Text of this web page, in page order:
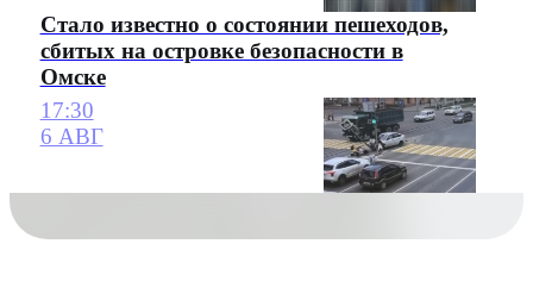
Стало известно о состоянии пешеходов,
сбитых на островке безопасности в
Омске
17:30
6 АВГ